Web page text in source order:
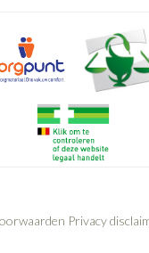
Privacy